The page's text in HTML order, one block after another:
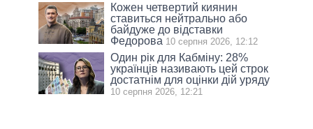
Кожен четвертий киянин
ставиться нейтрально або
байдуже до відставки
Федорова 10 серпня 2026, 12:12
Один рік для Кабміну: 28%
українців називають цей строк
достатнім для оцінки дій уряду
10 серпня 2026, 12:21